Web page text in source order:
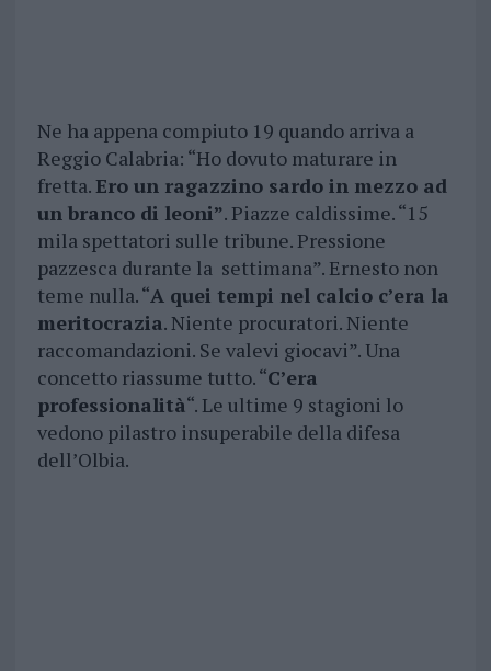
Ne ha appena compiuto 19 quando arriva a
Reggio Calabria: “Ho dovuto maturare in
fretta. Ero un ragazzino sardo in mezzo ad
un branco di leoni”. Piazze caldissime. “15
mila spettatori sulle tribune. Pressione
pazzesca durante la settimana”. Ernesto non
teme nulla. “A quei tempi nel calcio c’era la
meritocrazia. Niente procuratori. Niente
raccomandazioni. Se valevi giocavi”. Una
concetto riassume tutto. “C’era
professionalità“. Le ultime 9 stagioni lo
vedono pilastro insuperabile della difesa
dell’Olbia.